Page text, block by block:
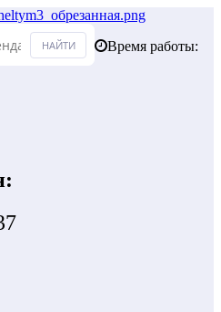
Время работы: